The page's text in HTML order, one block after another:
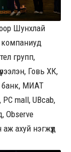
Шунхлай
компаниуд
групп,
Говь ХК,
банк, МИАТ
mall, UBcab,
Оbserve
ахуй нэгжүүд